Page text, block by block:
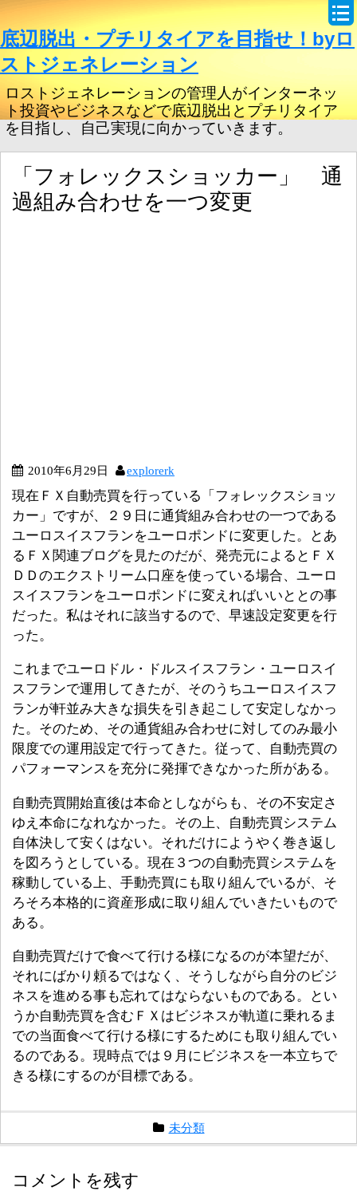
底辺脱出・プチリタイアを目指せ！byロ
ストジェネレーション
ロストジェネレーションの管理人がインターネッ
ト投資やビジネスなどで底辺脱出とプチリタイア
を目指し、自己実現に向かっていきます。
「フォレックスショッカー」 通
過組み合わせを一つ変更
2010年6月29日 explorerk
現在ＦＸ自動売買を行っている「フォレックスショッ
カー」ですが、２９日に通貨組み合わせの一つである
ユーロスイスフランをユーロポンドに変更した。とあ
るＦＸ関連ブログを見たのだが、発売元によるとＦＸ
ＤＤのエクストリーム口座を使っている場合、ユーロ
スイスフランをユーロポンドに変えればいいととの事
だった。私はそれに該当するので、早速設定変更を行
った。
これまでユーロドル・ドルスイスフラン・ユーロスイ
スフランで運用してきたが、そのうちユーロスイスフ
ランが軒並み大きな損失を引き起こして安定しなかっ
た。そのため、その通貨組み合わせに対してのみ最小
限度での運用設定で行ってきた。従って、自動売買の
パフォーマンスを充分に発揮できなかった所がある。
自動売買開始直後は本命としながらも、その不安定さ
ゆえ本命になれなかった。その上、自動売買システム
自体決して安くはない。それだけにようやく巻き返し
を図ろうとしている。現在３つの自動売買システムを
稼動している上、手動売買にも取り組んでいるが、そ
ろそろ本格的に資産形成に取り組んでいきたいもので
ある。
自動売買だけで食べて行ける様になるのが本望だが、
それにばかり頼るではなく、そうしながら自分のビジ
ネスを進める事も忘れてはならないものである。とい
うか自動売買を含むＦＸはビジネスが軌道に乗れるま
での当面食べて行ける様にするためにも取り組んでい
るのである。現時点では９月にビジネスを一本立ちで
きる様にするのが目標である。
未分類
コメントを残す